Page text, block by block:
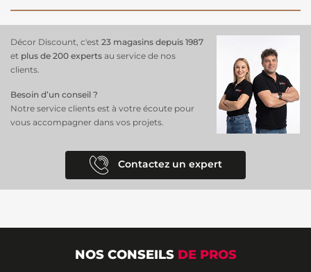
Décor Discount, c'est 23 magasins depuis 1987
et plus de 200 experts au service de nos
clients.
Besoin d’un conseil ?
Notre service clients est à votre écoute pour
vous accompagner dans vos projets.
Contactez un expert
NOS CONSEILS DE PROS